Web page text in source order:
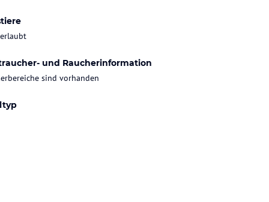
und Raucherinformation
sind vorhanden